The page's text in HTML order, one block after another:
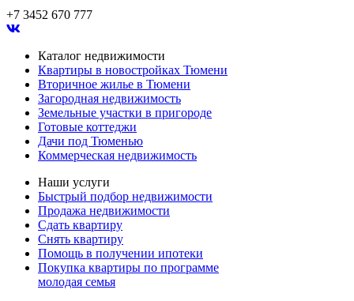
+7 3452 670 777
Каталог недвижимости
Квартиры в новостройках Тюмени
Вторичное жилье в Тюмени
Загородная недвижимость
Земельные участки в пригороде
Готовые коттеджи
Дачи под Тюменью
Коммерческая недвижимость
Наши услуги
Быстрый подбор недвижимости
Продажа недвижимости
Сдать квартиру
Снять квартиру
Помощь в получении ипотеки
Покупка квартиры по программе
молодая семья